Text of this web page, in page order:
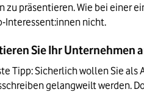
präsentieren. Wie bei einer
Interessent:innen nicht.
Sie Ihr Unternehmen
Tipp: Sicherlich wollen Sie
gelangweilt werden.